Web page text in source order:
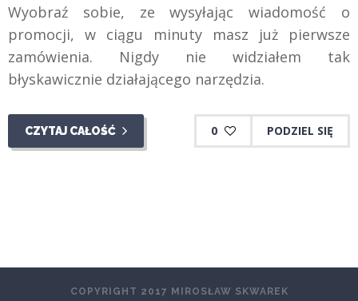
Wyobraź sobie, ze wysyłając wiadomość o
promocji, w ciągu minuty masz już pierwsze
zamówienia. Nigdy nie widziałem tak
błyskawicznie działającego narzędzia.
CZYTAJ CAŁOŚĆ 0 PODZIEL SIĘ
COPYRIGHT 2017 MIROSŁAW SKWAREK